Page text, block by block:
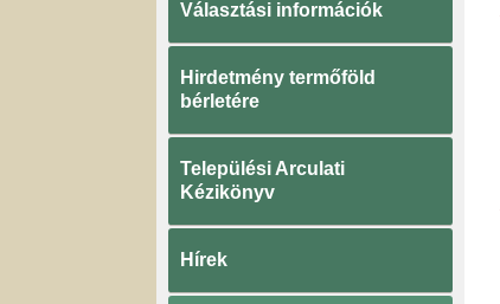
Választási információk
Hirdetmény termőföld
bérletére
Települési Arculati
Kézikönyv
Hírek